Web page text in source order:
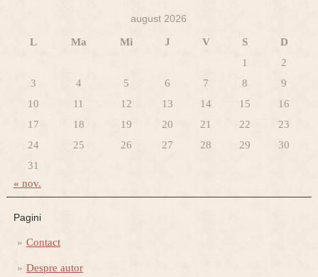
august 2026
L Ma Mi J V S
D
1
2
3
4 5 6 7 8
9
10
11 12 13 14 15
16
17
18 19 20 21 22
23
24
25 26 27 28 29
30
31
« nov.
Pagini
Contact
Despre autor